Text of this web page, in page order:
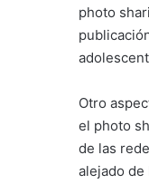
photo
Otro
el photo
de las
alejado de